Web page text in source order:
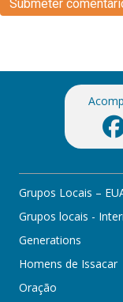
Grupos Locais –
Grupos locais -
Generations
Homens de Issacar
Oração